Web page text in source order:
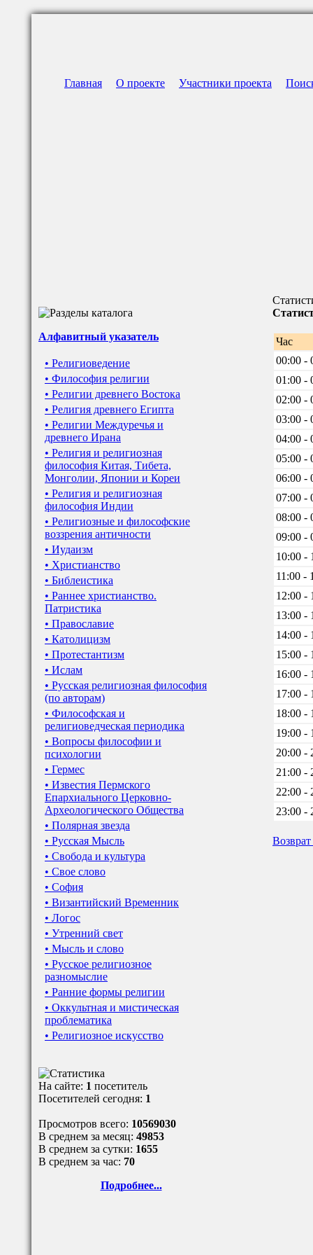
Главная О проекте Участники проекта
Алфавитный указатель
• Религиоведение
• Философия религии
• Религии древнего Востока
• Религия древнего Египта
• Религии Междуречья и
древнего Ирана
• Религия и религиозная
философия Китая, Тибета,
Монголии, Японии и Кореи
• Религия и религиозная
философия Индии
• Религиозные и философские
воззрения античности
• Иудаизм
• Христианство
• Библеистика
• Раннее христианство.
Патристика
• Православие
• Католицизм
• Протестантизм
• Ислам
• Русская религиозная философия
(по авторам)
• Философская и
религиоведческая периодика
• Вопросы философии и
психологии
• Гермес
• Известия Пермского
Епархиального Церковно-
Археологического Общества
• Полярная звезда
• Русская Мысль
• Свобода и культура
• Свое слово
• София
• Византийский Временник
• Логос
• Утренний свет
• Мысль и слово
• Русское религиозное
разномыслие
• Ранние формы религии
• Оккультная и мистическая
проблематика
• Религиозное искусство
На сайте: 1 посетитель
Посетителей сегодня: 1
Просмотров всего: 10569030
В среднем за месяц: 49853
В среднем за сутки: 1655
В среднем за час: 70
Подробнее...
Час
00:00 -
01:00 -
02:00 -
03:00 -
04:00 -
05:00 -
06:00 -
07:00 -
08:00 -
09:00 -
10:00 -
11:00 -
12:00 -
13:00 -
14:00 -
15:00 -
16:00 -
17:00 -
18:00 -
19:00 -
20:00 -
21:00 -
22:00 -
23:00 -
Возврат